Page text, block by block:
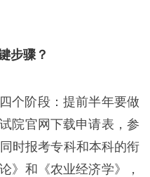
步骤？
个阶段：提前半年要做
院官网下载申请表，参
时报考专科和本科的衔
》和《农业经济学》，